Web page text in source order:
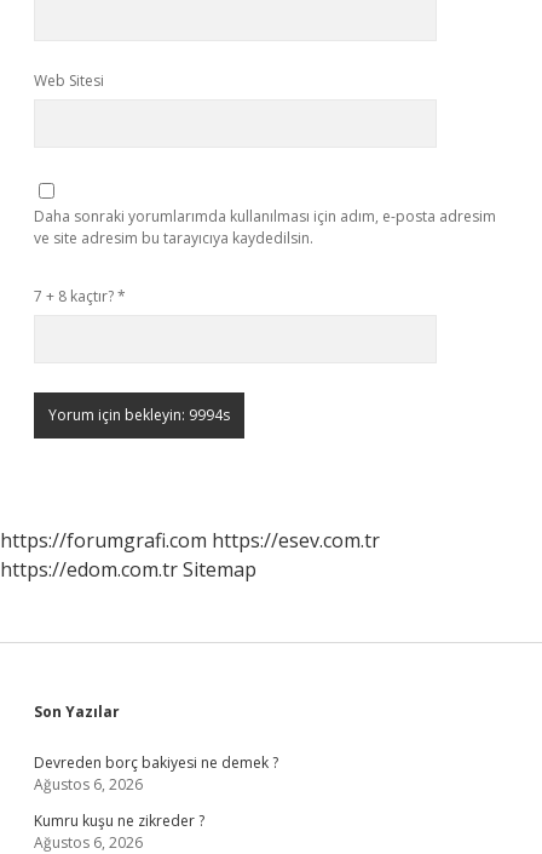
Web Sitesi
Daha sonraki yorumlarımda kullanılması için adım, e-posta adresim
ve site adresim bu tarayıcıya kaydedilsin.
7 + 8 kaçtır?*
https://forumgrafi.com https://esev.com.tr
https://edom.com.trSitemap
Sidebar
Son Yazılar
Devreden borç bakiyesi ne demek ?
Ağustos 6, 2026
Kumru kuşu ne zikreder ?
Ağustos 6, 2026